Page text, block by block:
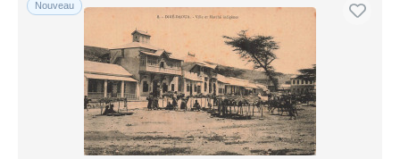
Uniquement en réduction
Livraison gratuite
Méthodes de paiement
PayPal
Virement bancaire
Visa
Nouveau